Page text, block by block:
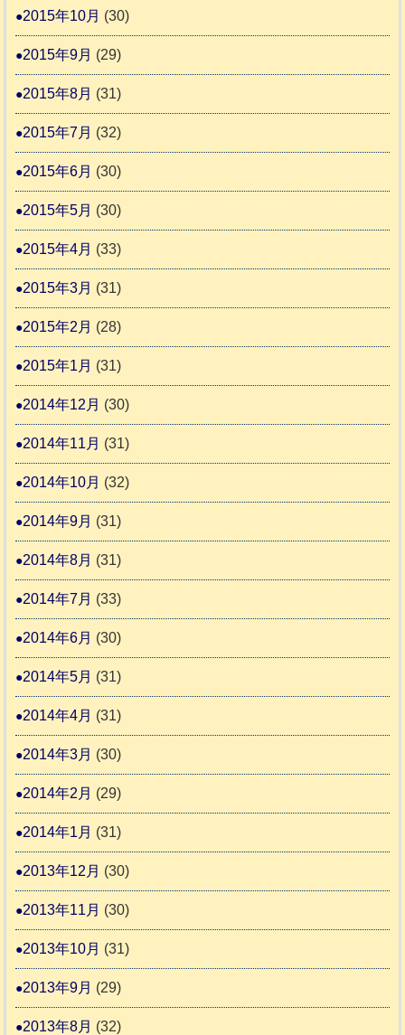
2015年10月 (30)
2015年9月 (29)
2015年8月 (31)
2015年7月 (32)
2015年6月 (30)
2015年5月 (30)
2015年4月 (33)
2015年3月 (31)
2015年2月 (28)
2015年1月 (31)
2014年12月 (30)
2014年11月 (31)
2014年10月 (32)
2014年9月 (31)
2014年8月 (31)
2014年7月 (33)
2014年6月 (30)
2014年5月 (31)
2014年4月 (31)
2014年3月 (30)
2014年2月 (29)
2014年1月 (31)
2013年12月 (30)
2013年11月 (30)
2013年10月 (31)
2013年9月 (29)
2013年8月 (32)